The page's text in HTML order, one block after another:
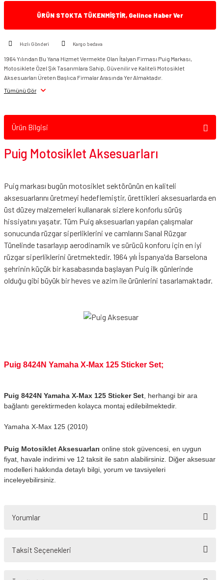
ÜRÜN STOKTA TÜKENMİŞTİR, Gelince Haber Ver
Hızlı Gönderi Kargo bedava
1964 Yılından Bu Yana Hizmet Vermekte Olan İtalyan Firması Puig Markası,
Motosiklete Özel Şık Tasarımlara Sahip, Güvenilir ve Kaliteli Motosiklet
Aksesuarları Üreten Başlıca Firmalar Arasında Yer Almaktadır.
Tümünü Gör
Ürün Bilgisi
Puig Motosiklet Aksesuarları
Puig markası bugün motosiklet sektörünün en kaliteli
aksesuarlarını üretmeyi hedeflemiştir, ürettikleri aksesuarlarda en
üst düzey malzemeleri kullanarak sizlere konforlu sürüş
hissiyatını yaşatır. Tüm Puig aksesuarları yapılan çalışmalar
sonucunda rüzgar siperliklerini ve camlarını Sanal Rüzgar
Tünelinde tasarlayıp aerodinamik ve sürücü konforu için en iyi
rüzgar siperliklerini üretmektedir. 1964 yılı İspanya'da Barselona
şehrinin küçük bir kasabasında başlayan Puig ilk günlerinde
olduğu gibi büyük bir heves ve azim ile ürünlerini tasarlamaktadır.
Puig 8424N Yamaha X-Max 125 Sticker Set;
Puig 8424N Yamaha X-Max 125 Sticker Set , herhangi bir ara
bağlantı gerektirmeden kolayca montaj edilebilmektedir.
Yamaha X-Max 125 (2010)
Puig Motosiklet Aksesuarları online stok güvencesi, en uygun
fiyat, havale indirimi ve 12 taksit ile satın alabilirsiniz. Diğer aksesuar
modelleri hakkında detaylı bilgi, yorum ve tavsiyeleri
inceleyebilirsiniz.
Yorumlar
Taksit Seçenekleri